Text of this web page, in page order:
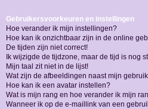
Gebruikersvoorkeuren en instellingen
Hoe verander ik mijn instellingen?
Hoe kan ik onzichtbaar zijn in de online
De tijden zijn niet correct!
Ik wijzigde de tijdzone, maar de tijd is nog
Mijn taal zit niet in de lijst!
Wat zijn de afbeeldingen naast mijn
Hoe kan ik een avatar instellen?
Wat is mijn rang en hoe verander ik mijn
Wanneer ik op de e-maillink van een